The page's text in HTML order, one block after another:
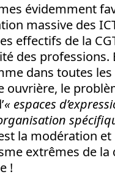
évidemment
massive des
effectifs de la
des professions.
dans toutes
ouvrière, le
« espaces
la modération et
extrêmes de la
!